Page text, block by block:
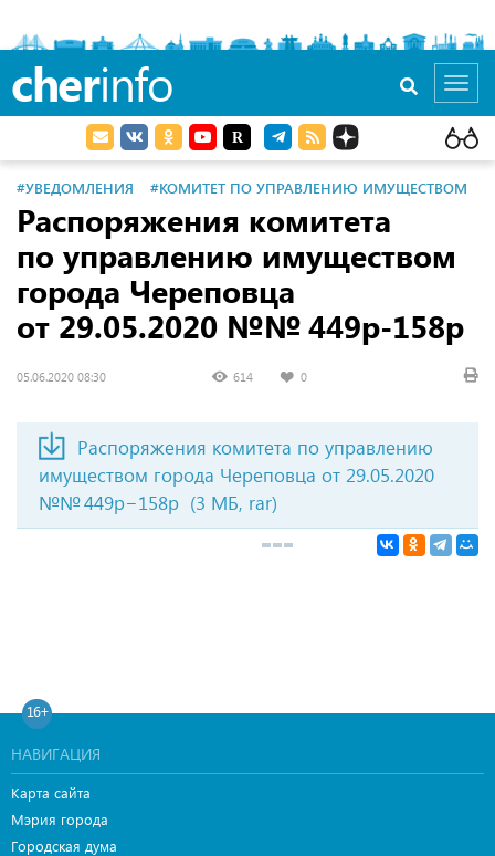
cherinfo
#УВЕДОМЛЕНИЯ #КОМИТЕТ ПО УПРАВЛЕНИЮ ИМУЩЕСТВОМ
Распоряжения комитета
по управлению имуществом
города Череповца
от 29.05.2020 №№ 449р-158р
05.06.2020 08:30 614 0
Распоряжения комитета по управлению
имуществом города Череповца от 29.05.2020
№№ 449р−158р (3 МБ, rar)
16+
НАВИГАЦИЯ
Карта сайта
Мэрия города
Городская дума